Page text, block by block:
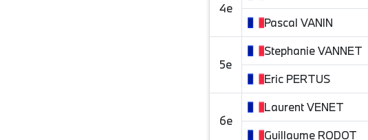
4e
Pascal VANIN
5e
StephanieVANNET
Eric PERTUS
6e
LaurentVENET
Guillaume RODOT